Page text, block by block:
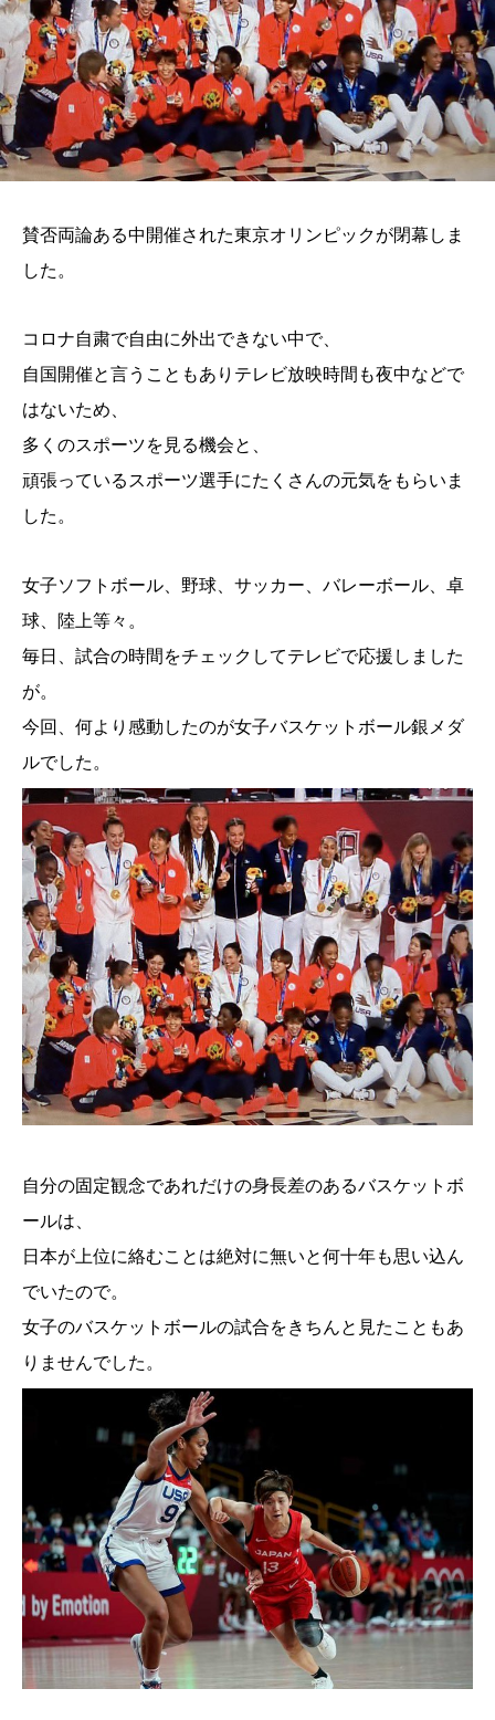
賛否両論ある中開催された東京オリンピックが閉幕しま
した。
コロナ自粛で自由に外出できない中で、
自国開催と言うこともありテレビ放映時間も夜中などで
はないため、
多くのスポーツを見る機会と、
頑張っているスポーツ選手にたくさんの元気をもらいま
した。
女子ソフトボール、野球、サッカー、バレーボール、卓
球、陸上等々。
毎日、試合の時間をチェックしてテレビで応援しました
が。
今回、何より感動したのが女子バスケットボール銀メダ
ルでした。
自分の固定観念であれだけの身長差のあるバスケットボ
ールは、
日本が上位に絡むことは絶対に無いと何十年も思い込ん
でいたので。
女子のバスケットボールの試合をきちんと見たこともあ
りませんでした。